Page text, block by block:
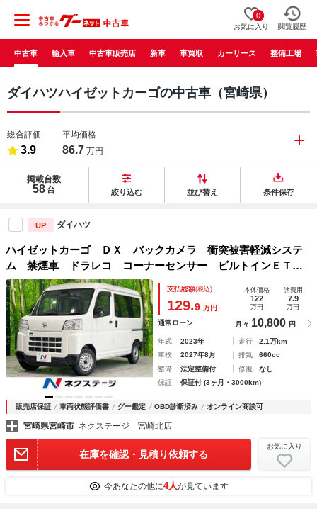
0
お気に入り 閲覧履歴
中古車 輸入車 中古車販売店 新車 車買取 カーリース 整備工場
ダイハツハイゼットカーゴの中古車（宮崎県）
総合評価
3.9
平均価格
86.7 万円
掲載台数
58 台 絞り込む 並び替え 条件保存
UP ダイハツ
ハイゼットカーゴ ＤＸ バックカメラ 衝突被害軽減システ
ム 禁煙車 ドラレコ コーナーセンサー ビルトインＥＴ
Ｃ オートライト
支払総額(税込)
129.9 万円
本体価格
122
万円
諸費用
7.9
万円
通常ローン 月々 10,800 円
年式 2023年 走行
2.1万km
車検
2027年8月 排気
660cc
整備
法定整備付 修復
なし
保証
保証付 (3ヶ月・3000km)
販売店保証 車両状態評価書 グー鑑定 OBD診断済み オンライン商談可
宮崎県宮崎市 ネクステージ 宮崎北店
在庫を確認・見積り依頼する
お気に入り
今あなたの他に4人が見ています